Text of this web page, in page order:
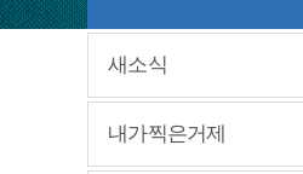
새소식
내가찍은거제